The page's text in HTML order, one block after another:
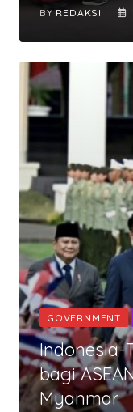
BYREDAKSI
GOVERNMENT
Indonesia-
bagi
Myanmar